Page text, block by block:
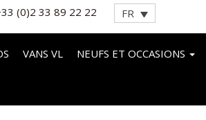
(0)2 33 89 22 22 FR
VANS VL NEUFS ET OCCASIONS